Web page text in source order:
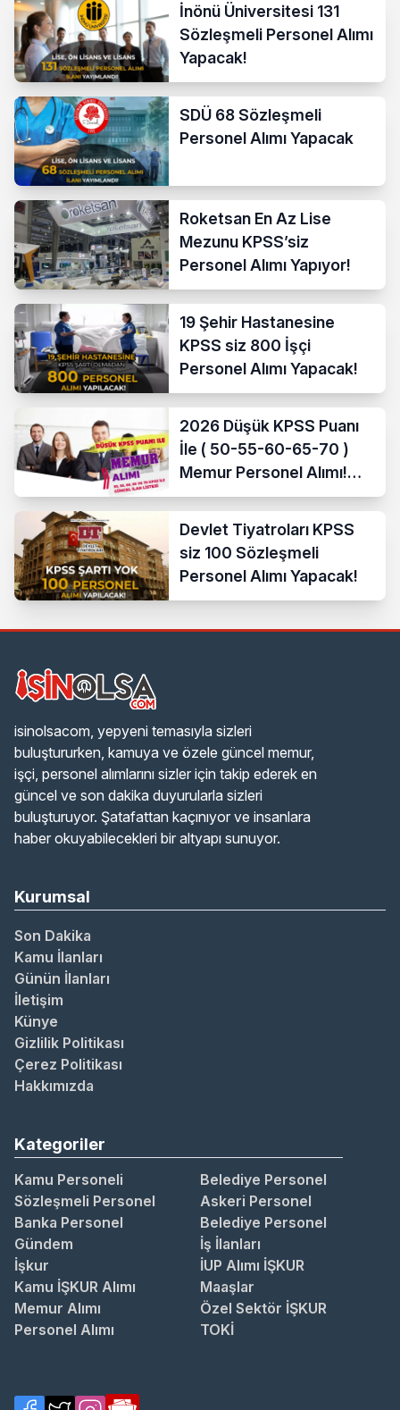
İnönü Üniversitesi 131
Sözleşmeli Personel Alımı
Yapacak!
SDÜ 68 Sözleşmeli
Personel Alımı Yapacak
Roketsan En Az Lise
Mezunu KPSS’siz
Personel Alımı Yapıyor!
19 Şehir Hastanesine
KPSS siz 800 İşçi
Personel Alımı Yapacak!
2026 Düşük KPSS Puanı
İle ( 50-55-60-65-70 )
Memur Personel Alımı!
Lise, Ön Lisans ve Lisans
Devlet Tiyatroları KPSS
siz 100 Sözleşmeli
Personel Alımı Yapacak!
isinolsacom, yepyeni temasıyla sizleri
buluştururken, kamuya ve özele güncel memur,
işçi, personel alımlarını sizler için takip ederek en
güncel ve son dakika duyurularla sizleri
buluşturuyor. Şatafattan kaçınıyor ve insanlara
haber okuyabilecekleri bir altyapı sunuyor.
Kurumsal
Son Dakika
Kamu İlanları
Günün İlanları
İletişim
Künye
Gizlilik Politikası
Çerez Politikası
Hakkımızda
Kategoriler
Kamu Personeli
Belediye Personel
Sözleşmeli Personel
Askeri Personel
Banka Personel
Belediye Personel
Gündem
İş İlanları
İşkur
İUP Alımı İŞKUR
Kamu İŞKUR Alımı
Maaşlar
Memur Alımı
Özel Sektör İŞKUR
Personel Alımı
TOKİ